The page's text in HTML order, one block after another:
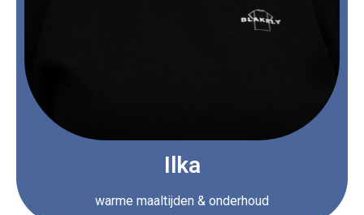
Ilka
warme maaltijden & onderhoud